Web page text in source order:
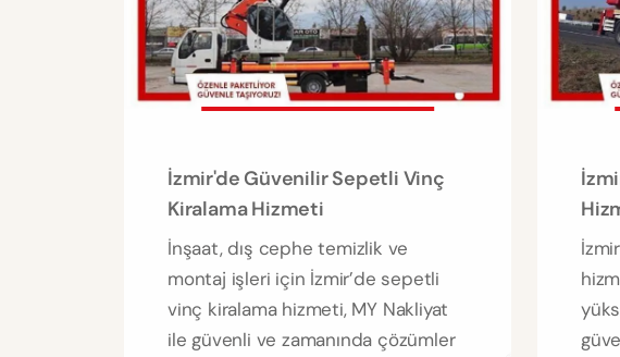
İzmir'de Güvenilir Sepetli Vinç
Kiralama Hizmeti
İnşaat, dış cephe temizlik ve
montaj işleri için İzmir’de sepetli
vinç kiralama hizmeti, MY Nakliyat
ile güvenli ve zamanında çözümler